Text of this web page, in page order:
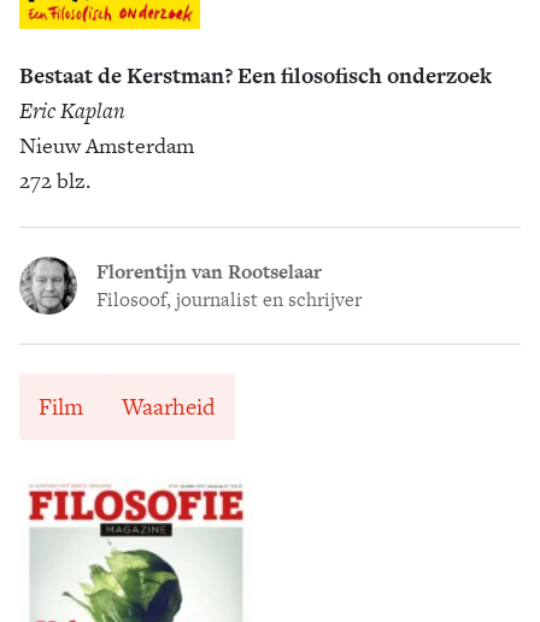
Bestaat de Kerstman? Een filosofisch onderzoek
Eric Kaplan
Nieuw Amsterdam
272 blz.
Florentijn van Rootselaar
Filosoof, journalist en schrijver
Film Waarheid